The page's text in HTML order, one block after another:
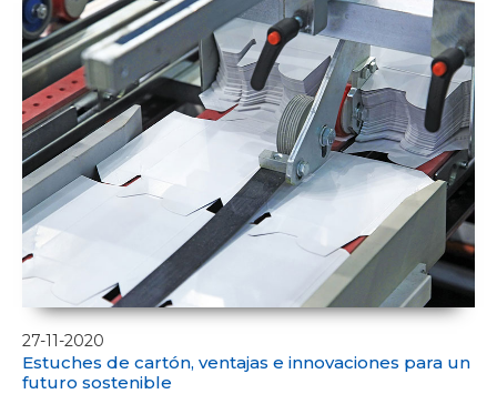
27-11-2020
Estuches de cartón, ventajas e innovaciones para un
futuro sostenible